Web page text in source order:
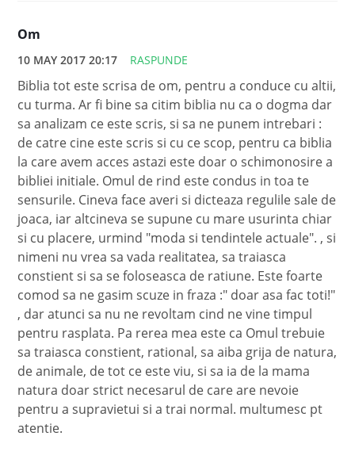
Om
10 MAY 2017 20:17 RASPUNDE
Biblia tot este scrisa de om, pentru a conduce cu altii,
cu turma. Ar fi bine sa citim biblia nu ca o dogma dar
sa analizam ce este scris, si sa ne punem intrebari :
de catre cine este scris si cu ce scop, pentru ca biblia
la care avem acces astazi este doar o schimonosire a
bibliei initiale. Omul de rind este condus in toa te
sensurile. Cineva face averi si dicteaza regulile sale de
joaca, iar altcineva se supune cu mare usurinta chiar
si cu placere, urmind "moda si tendintele actuale". , si
nimeni nu vrea sa vada realitatea, sa traiasca
constient si sa se foloseasca de ratiune. Este foarte
comod sa ne gasim scuze in fraza :" doar asa fac toti!"
, dar atunci sa nu ne revoltam cind ne vine timpul
pentru rasplata. Pa rerea mea este ca Omul trebuie
sa traiasca constient, rational, sa aiba grija de natura,
de animale, de tot ce este viu, si sa ia de la mama
natura doar strict necesarul de care are nevoie
pentru a supravietui si a trai normal. multumesc pt
atentie.